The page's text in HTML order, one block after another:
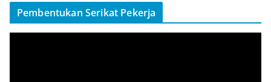
Pembentukan Serikat Pekerja